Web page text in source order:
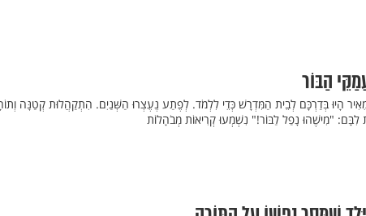
הַבּוֹר
הָיוּ בְּדַרְכָּם לְבֵית הַמִּדְרָשׁ כְּדֵי לִלְמֹד. לְפֶתַע נֶעֶצְרוּ הַשְּׁנַיִם. הִתְקַהֲלוּת קְטַנָּה
"מִישֶׁהוּ נָפַל לַבּוֹר!" נִשְׁמְעוּ קְרִיאוֹת מְבֹהָלוֹת